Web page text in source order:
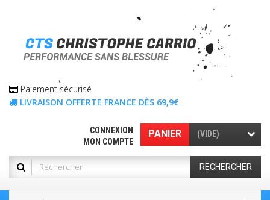
Paiement sécurisé
LIVRAISON OFFERTE FRANCE DÈS 69,9€
PANIER (VIDE)
CONNEXION
MON COMPTE
RECHERCHER